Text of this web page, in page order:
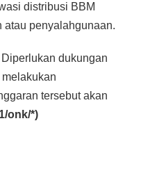
distribusi BBM
penyalahgunaan.
dukungan
tersebut akan
onk/*)